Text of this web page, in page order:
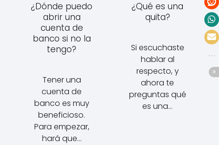
¿Dónde puedo
abrir una
cuenta de
banco si no la
tengo?
Tener una
cuenta de
banco es muy
beneficioso.
Para empezar,
hará que…
¿Qué es una
quita?
Si escuchaste
hablar al
respecto, y
ahora te
preguntas qué
es una…